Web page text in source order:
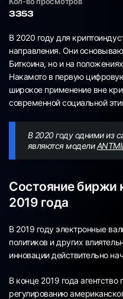
3353
В 2020 году для
направления. Они
Биткоина, но и на
Накамото в первую
широкое применение вне
современной социальной
В 2020 году одними из
являются модели
Состояние биржи
2019 года
В 2019 году электронные
политиков и других
инновации действительно
В конце 2019 года
регулированию